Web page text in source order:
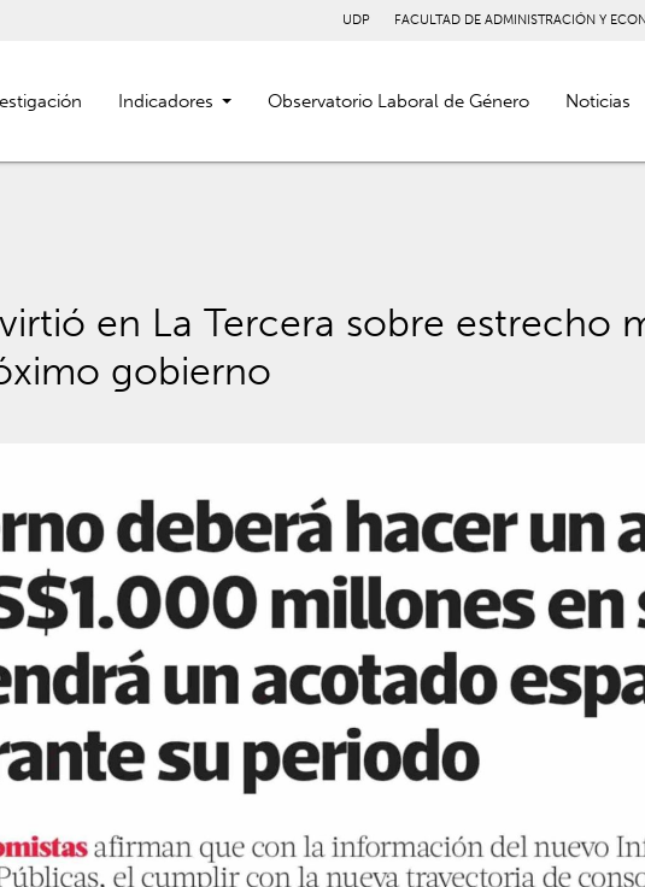
UDP FACULTAD DE ADMINISTRACIÓN Y
Indicadores Observatorio Laboral de Género Noticias
en La Tercera sobre estrecho
gobierno